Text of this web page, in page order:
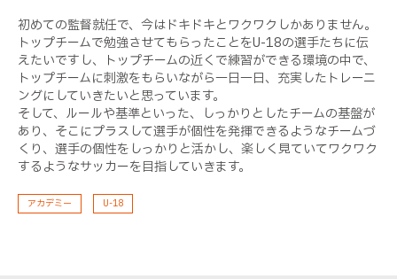
初めての監督就任で、今はドキドキとワクワクしかありません。
トップチームで勉強させてもらったことをU-18の選手たちに伝
えたいですし、トップチームの近くで練習ができる環境の中で、
トップチームに刺激をもらいながら一日一日、充実したトレーニ
ングにしていきたいと思っています。
そして、ルールや基準といった、しっかりとしたチームの基盤が
あり、そこにプラスして選手が個性を発揮できるようなチームづ
くり、選手の個性をしっかりと活かし、楽しく見ていてワクワク
するようなサッカーを目指していきます。
アカデミー U-18